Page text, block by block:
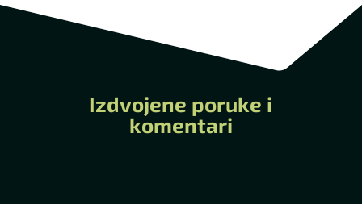
Izdvojene poruke i
komentari